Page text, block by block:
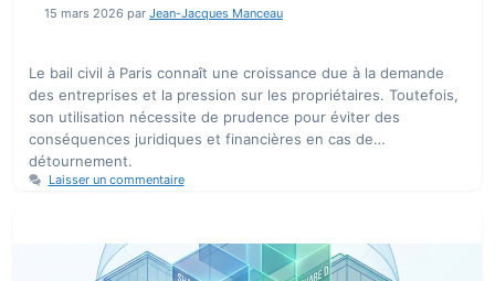
15 mars 2026 par Jean-Jacques Manceau
Le bail civil à Paris connaît une croissance due à la demande
des entreprises et la pression sur les propriétaires. Toutefois,
son utilisation nécessite de prudence pour éviter des
conséquences juridiques et financières en cas de
détournement.
Laisser un commentaire